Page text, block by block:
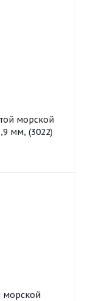
морской
мм, (3022)
морской